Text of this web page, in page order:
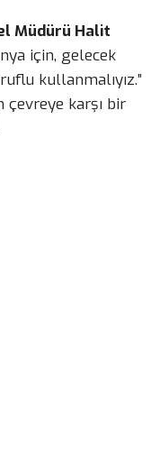
Müdürü Halit
için, gelecek
kullanmalıyız.”
karşı bir